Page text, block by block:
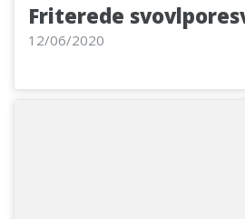
Friterede
12/06/2020